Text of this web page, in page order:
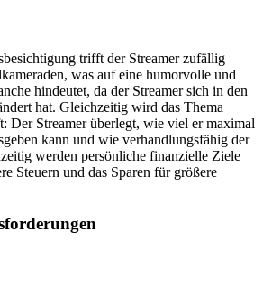
trifft der Streamer zufällig
was auf eine humorvolle und
hindeutet, da der Streamer sich in den
hat. Gleichzeitig wird das Thema
Der Streamer überlegt, wie viel er maximal
kann und wie verhandlungsfähig der
werden persönliche finanzielle Ziele
Steuern und das Sparen für größere